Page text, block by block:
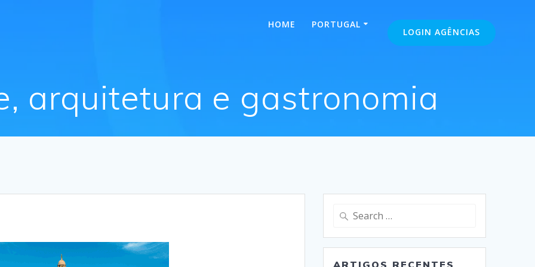
HOME PORTUGAL
LOGIN AGÊNCIAS
arquitetura e gastronomia
Search
ARTIGOS RECENTES